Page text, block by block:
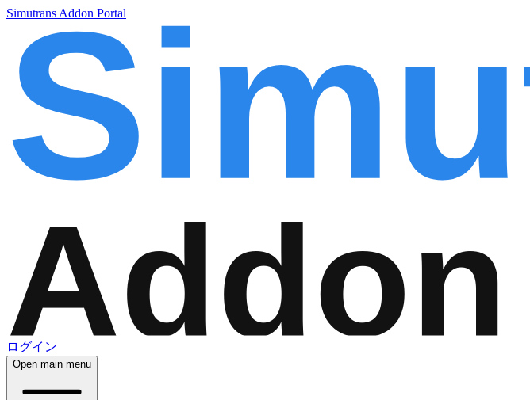
Simutrans Addon Portal
ログイン
Open main menu